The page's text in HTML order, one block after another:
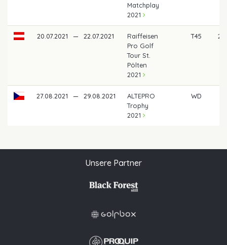
Matchplay
2021
20.07.2021 — 22.07.2021
Raiffeisen
Pro Golf
Tour St.
Pölten
2021
T45
27.08.2021 — 29.08.2021
ALTEPRO
Trophy
2021
WD
Unsere Partner